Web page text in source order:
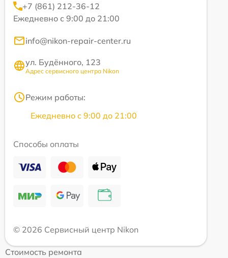
+7 (861) 212-36-12
Ежедневно с 9:00 до 21:00
info@nikon-repair-center.ru
ул. Будённого, 123
Адрес сервисного центра Nikon
Режим работы:
Ежедневно с 9:00 до 21:00
Способы оплаты
© 2026 Сервисный центр Nikon
Стоимость ремонта